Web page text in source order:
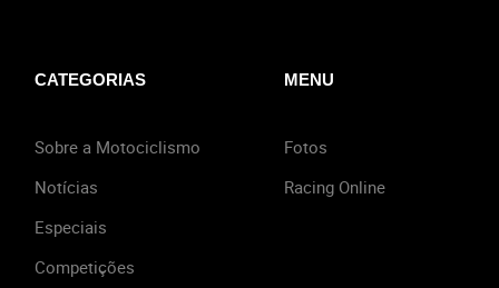
CATEGORIAS
Sobre a Motociclismo
Notícias
Especiais
Competições
MENU
Fotos
Racing Online